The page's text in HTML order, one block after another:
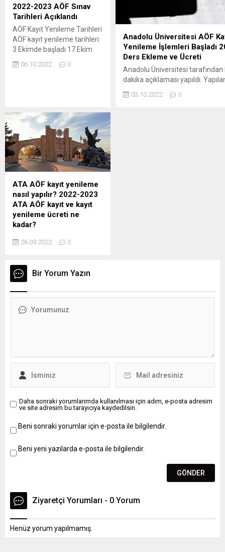
isteyen öğrenciler ise
araştırmalarını sürdürüyor.
Sınav belgeleri olmadan
adaylar,...
Yönetim Sistemi (ÖYS)’nde yer
İşlemleri menüsünden 03 Ocak
2022-2023 AÖF Sınav
Tarihleri Açıklandı
AÖF Kayıt Yenileme Tarihleri
AÖF kayıt yenileme tarihleri
3 Ekimde başladı 17 Ekim
edecek. 2022-2023 AÖF
Ocak 2023 tarihinde, Bahar
dönemi ara sınav 15 ile 16
Nisan...
06.10.2022 0
Anadolu Üniversitesi AÖF
Yenileme İşlemleri Başladı
Ders Ekleme ve Ücreti
Anadolu Üniversitesi tarafından
dakika açıklaması yapıldı.
başvurularının başladığına yer
03.10.2022 0
ATA AÖF kayıt yenileme
nasıl yapılır? 2022-2023
ATA AÖF kayıt ve kayıt
yenileme ücreti ne
kadar?
tarihleri arasında yapılacak.
öğrenciler materyal
ücretlerini ödedikten sonra
sınıflar ise, kayıt yenileme
10 ders, 30 kredi alabiliyor.
26.09.2022 0
Bir Yorum Yazın
Daha sonraki yorumlarımda kullanılması için adım, e-posta adresim
ve site adresim bu tarayıcıya kaydedilsin.
Beni sonraki yorumlar için e-posta ile bilgilendir.
Beni yeni yazılarda e-posta ile bilgilendir.
Ziyaretçi Yorumları - 0 Yorum
Henüz yorum yapılmamış.